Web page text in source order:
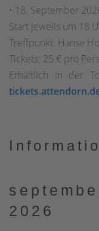
• 18. September
Start jeweils um 18
Treffpunkt: Hanse
Tickets: 25 € pro
Erhältlich in der
2026